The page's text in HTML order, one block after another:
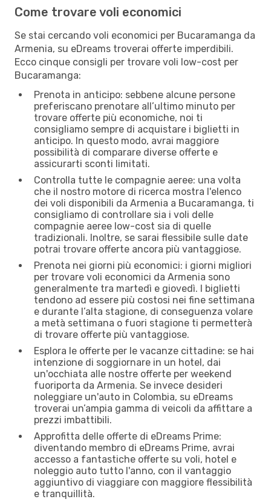
Come trovare voli economici
Se stai cercando voli economici per Bucaramanga da
Armenia, su eDreams troverai offerte imperdibili.
Ecco cinque consigli per trovare voli low-cost per
Bucaramanga:
Prenota in anticipo: sebbene alcune persone
preferiscano prenotare all’ultimo minuto per
trovare offerte più economiche, noi ti
consigliamo sempre di acquistare i biglietti in
anticipo. In questo modo, avrai maggiore
possibilità di comparare diverse offerte e
assicurarti sconti limitati.
Controlla tutte le compagnie aeree: una volta
che il nostro motore di ricerca mostra l'elenco
dei voli disponibili da Armenia a Bucaramanga, ti
consigliamo di controllare sia i voli delle
compagnie aeree low-cost sia di quelle
tradizionali. Inoltre, se sarai flessibile sulle date
potrai trovare offerte ancora più vantaggiose.
Prenota nei giorni più economici: i giorni migliori
per trovare voli economici da Armenia sono
generalmente tra martedì e giovedì. I biglietti
tendono ad essere più costosi nei fine settimana
e durante l’alta stagione, di conseguenza volare
a metà settimana o fuori stagione ti permetterà
di trovare offerte più vantaggiose.
Esplora le offerte per le vacanze cittadine: se hai
intenzione di soggiornare in un hotel, dai
un'occhiata alle nostre offerte per weekend
fuoriporta da Armenia. Se invece desideri
noleggiare un'auto in Colombia, su eDreams
troverai un’ampia gamma di veicoli da affittare a
prezzi imbattibili.
Approfitta delle offerte di eDreams Prime:
diventando membro di eDreams Prime, avrai
accesso a fantastiche offerte su voli, hotel e
noleggio auto tutto l'anno, con il vantaggio
aggiuntivo di viaggiare con maggiore flessibilità
e tranquillità.